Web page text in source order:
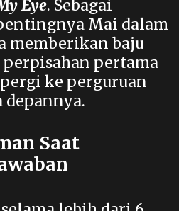
Eye. Sebagai
Mai dalam
memberikan baju
perpisahan pertama
ke perguruan
depannya.
Saat